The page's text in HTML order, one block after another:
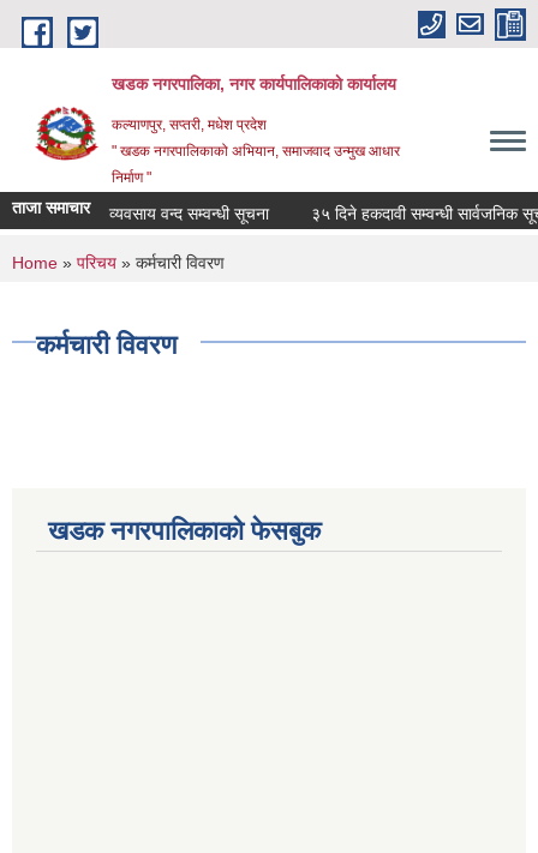
Skip to main content
खडक नगरपालिका, नगर कार्यपालिकाकाे कार्यालय
कल्याणपुर, सप्तरी, मधेश प्रदेश
" खडक नगरपालिकाको अभियान, समाजवाद उन्मुख आधार
निर्माण "
ताजा समाचारव्यवसाय वन्द सम्वन्धी सूचना ३५ दिने हकदावी सम्वन्धी सार्वजनिक सूचना
You are here
Home » परिचय » कर्मचारी विवरण
कर्मचारी विवरण
खडक नगरपालिकाको फेसबुक